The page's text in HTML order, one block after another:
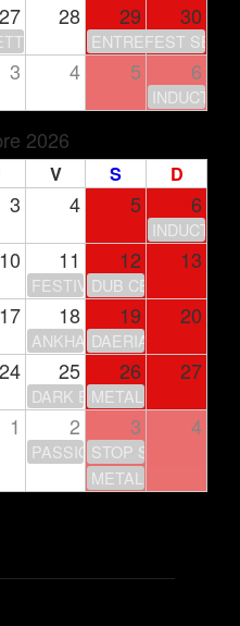
27 28 29 30
OLZON ENTREFEST
3 4 5 6
INDUCTION
2026
V S D
3 4 5 6
INDUCTION
10 11 12 13
FESTIVAL DE LA LUNA
DUB CENTER
17 18 19 20
ANKHARA – GIRA 30
DAERIA
24 25 26 27
DARK ECHOES FEST
METAL LEGACY
1 2 3 4
PASSION IS NOT OVER…
STOP STOP +
METAL ON METAL